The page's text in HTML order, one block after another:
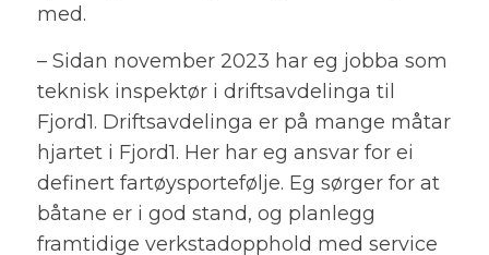
med.
– Sidan november 2023 har eg jobba som
teknisk inspektør i driftsavdelinga til
Fjord1. Driftsavdelinga er på mange måtar
hjartet i Fjord1. Her har eg ansvar for ei
definert fartøysportefølje. Eg sørger for at
båtane er i god stand, og planlegg
framtidige verkstadopphold med service